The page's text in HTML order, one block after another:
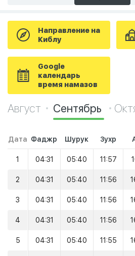
Направление на
Киблу
Google
календарь
время намазов
Август Сентябрь
Дата Фаджр Шурук Зухр
1 04:31 05:40 11:57
2 04:31 05:40 11:56
3 04:31 05:40 11:56
4 04:31 05:40 11:56
5 04:31 05:40 11:55